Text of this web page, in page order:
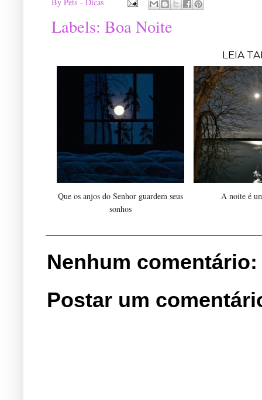
Labels: Boa Noite
LEIA
Que os anjos do Senhor guardem seus
sonhos
A noite é
Nenhum comentário:
Postar um